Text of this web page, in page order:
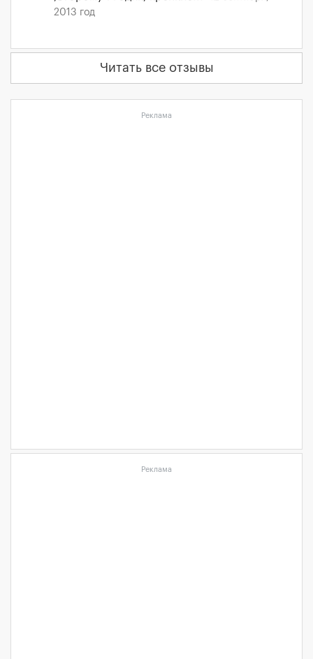
2013 год
Читать все отзывы
Реклама
Реклама